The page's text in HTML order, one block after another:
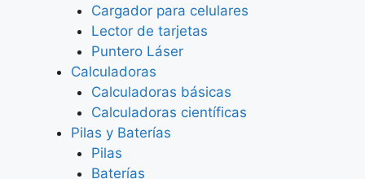
Cargador para celulares
Lector de tarjetas
Puntero Láser
Calculadoras
Calculadoras básicas
Calculadoras científicas
Pilas y Baterías
Pilas
Baterías